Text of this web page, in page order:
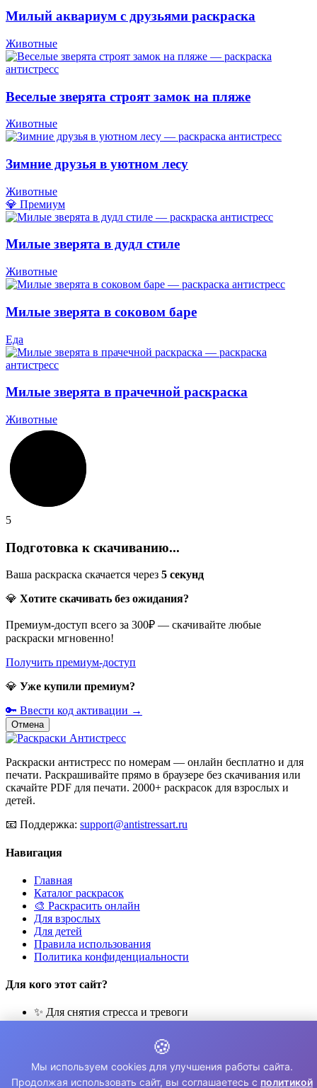
Милый аквариум с друзьями раскраска
Животные
Веселые зверята строят замок на пляже
Животные
Зимние друзья в уютном лесу
Животные
💎 Премиум
Милые зверята в дудл стиле
Животные
Милые зверята в соковом баре
Еда
Милые зверята в прачечной раскраска
Животные
5
Подготовка к скачиванию...
Ваша раскраска скачается через 5 секунд
💎 Хотите скачивать без ожидания?
Премиум-доступ всего за 300₽ — скачивайте любые
раскраски мгновенно!
Получить премиум-доступ
💎 Уже купили премиум?
🔑 Ввести код активации →
Отмена
Раскраски антистресс по номерам — онлайн бесплатно и для
печати. Раскрашивайте прямо в браузере без скачивания или
скачайте PDF для печати. 2000+ раскрасок для взрослых и
детей.
📧 Поддержка: support@antistressart.ru
Навигация
Главная
Каталог раскрасок
🎨 Раскрасить онлайн
Для взрослых
Для детей
Правила использования
Политика конфиденциальности
Для кого этот сайт?
✨ Для снятия стресса и тревоги
🧘 Для медитации и расслабления
👨‍👩‍👧‍👦 Для семейного досуга
© 2026 Раскраски Антистресс. Все права защищены.
🍪
Мы используем cookies для улучшения работы сайта.
Продолжая использовать сайт, вы соглашаетесь с политикой